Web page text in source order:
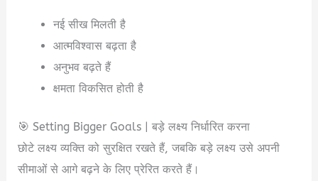
नई सीख मिलती है
आत्मविश्वास बढ़ता है
अनुभव बढ़ते हैं
क्षमता विकसित होती है
🎯 Setting Bigger Goals | बड़े लक्ष्य निर्धारित करना
छोटे लक्ष्य व्यक्ति को सुरक्षित रखते हैं, जबकि बड़े लक्ष्य उसे अपनी
सीमाओं से आगे बढ़ने के लिए प्रेरित करते हैं।